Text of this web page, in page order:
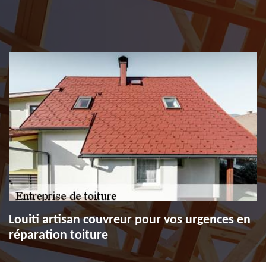
Louiti artisan couvreur pour vos urgences en
réparation toiture